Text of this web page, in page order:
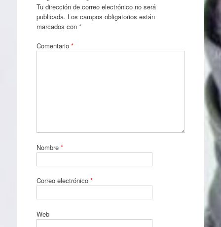
Tu dirección de correo electrónico no será
publicada. Los campos obligatorios están
marcados con *
Comentario *
Nombre *
Correo electrónico *
Web